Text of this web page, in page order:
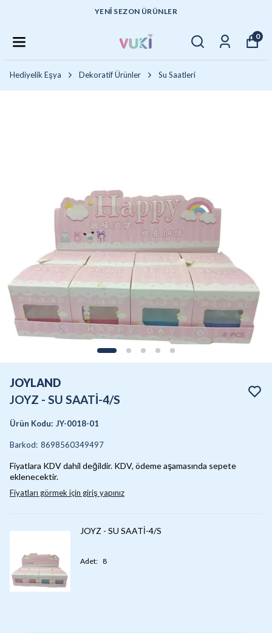
YENI SEZON ÜRÜNLER
0
Hediyelik Eşya Dekoratif Ürünler Su Saatleri
JOYLAND
JOYZ - SU SAATİ-4/S
Ürün Kodu: JY-0018-01
Barkod: 8698560349497
Fiyatlara KDV dahil değildir. KDV, ödeme aşamasında sepete
eklenecektir.
Fiyatları görmek için giriş yapınız
JOYZ - SU SAATİ-4/S
Adet: 8